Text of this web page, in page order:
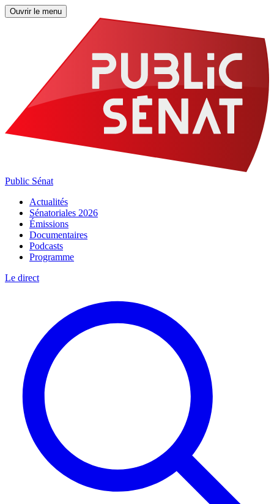
Ouvrir le menu
Public Sénat
Actualités
Sénatoriales 2026
Émissions
Documentaires
Podcasts
Programme
Le direct